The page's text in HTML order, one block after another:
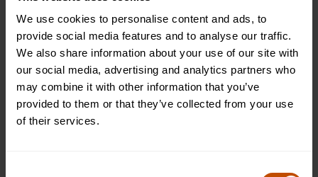
We use cookies to personalise content and ads, to
provide social media features and to analyse our traffic.
We also share information about your use of our site with
our social media, advertising and analytics partners who
may combine it with other information that you’ve
provided to them or that they’ve collected from your use
of their services.
exploración y descubrimiento en el campo de los Enterprise
Explorers. Nuestro programa de verano personalizado
fomenta el pensamiento independiente dentro de una
comunidad inclusiva, que se imparte en los principales
internados.Aplica ahorapara estudiar Enterprise Explorers y
embarcarse en un viaje de escuela de verano transformador
con Oxford Summer Courses.